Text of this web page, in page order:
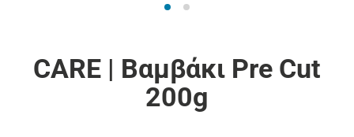
CARE | Βαμβάκι Pre Cut
200g